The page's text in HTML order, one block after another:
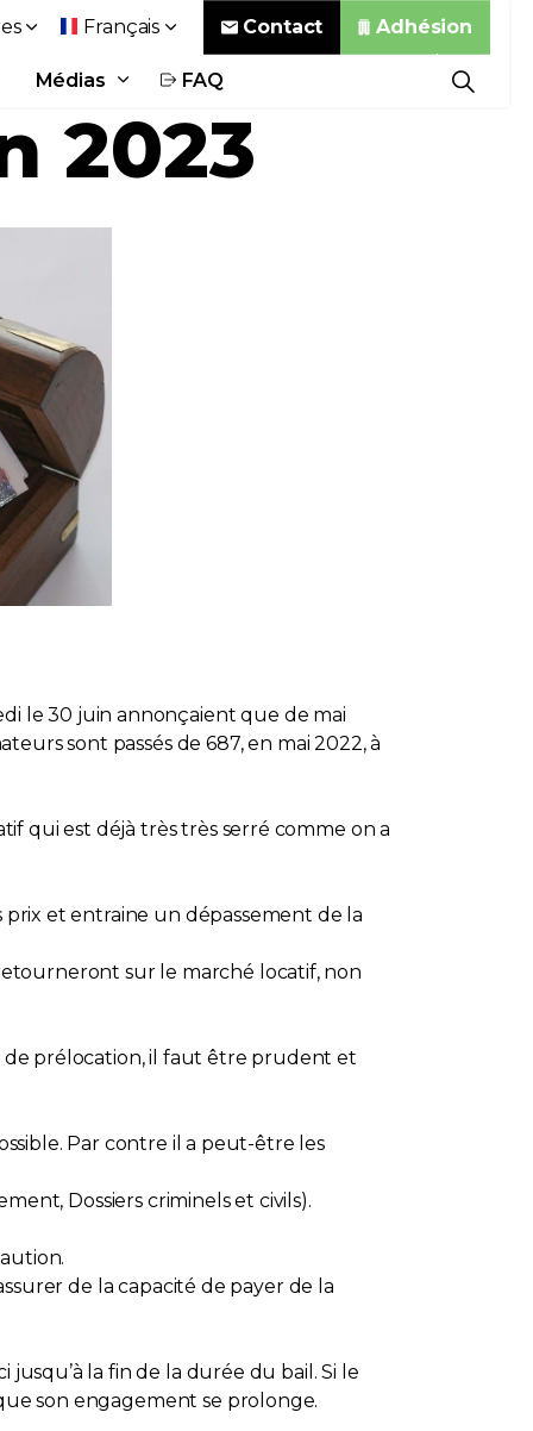
Médias FAQ
Français Contact Adhésion
2023
le 30 juin annonçaient que de mai
sont passés de 687, en mai 2022, à
qui est déjà très très serré comme on a
et entraine un dépassement de la
sur le marché locatif, non
de prélocation, il faut être prudent et
Par contre il a peut-être les
Dossiers criminels et civils).
de la capacité de payer de la
la fin de la durée du bail. Si le
son engagement se prolonge.